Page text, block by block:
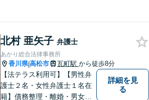
い！
北村 亜矢子 弁護士
あかり総合法律事務所
香川県|高松市 瓦町駅 から徒歩8分
【法テラス利用可】【男性弁
護士２名・女性弁護士１名在
籍】債務整理・離婚・男女問
詳細を見
る